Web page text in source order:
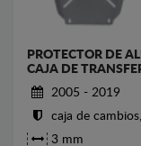
PROTECTOR DE
CAJA DE
2005 - 2019
caja de
3 mm